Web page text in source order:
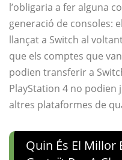
l’obligaria a fer alguna
generació de consoles:
llançat a Switch al
que els comptes que
podien transferir a
PlayStation 4 no podien
altres plataformes de
Quin És El